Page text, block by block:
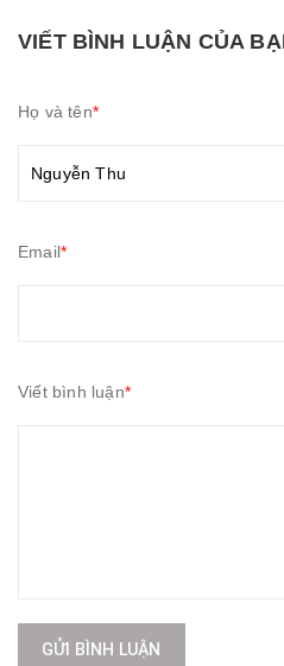
VIẾT BÌNH LUẬN CỦA
Họ và tên*
Email*
Viết bình luận*
GỬI BÌNH LUẬN